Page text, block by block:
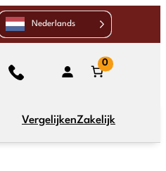
Nederlands
0
VergelijkenZakelijk